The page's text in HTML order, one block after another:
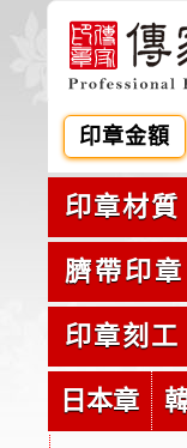
印章金額
印章材質
臍帶印章
印章刻工
日本章